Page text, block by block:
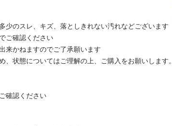
少のスレ、キズ、落としきれない汚れなどございます
ご確認ください
来かねますのでご了承願います
、状態についてはご理解の上、ご購入をお願いします。
確認ください